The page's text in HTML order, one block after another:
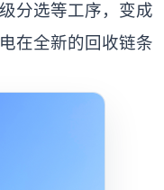
分选等工序，变成
在全新的回收链条